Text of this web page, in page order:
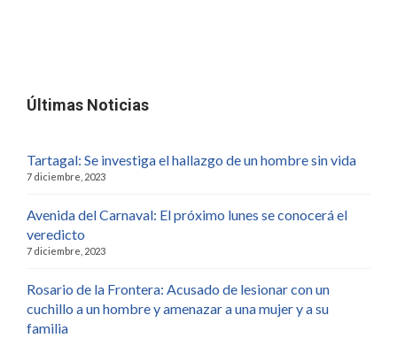
Últimas Noticias
Tartagal: Se investiga el hallazgo de un hombre sin vida
7 diciembre, 2023
Avenida del Carnaval: El próximo lunes se conocerá el
veredicto
7 diciembre, 2023
Rosario de la Frontera: Acusado de lesionar con un
cuchillo a un hombre y amenazar a una mujer y a su
familia